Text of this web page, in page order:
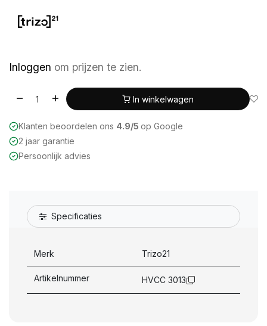
Inloggen om prijzen te zien.
In winkelwagen
Klanten beoordelen ons 4.9/5 op Google
2 jaar garantie
Persoonlijk advies
Specificaties
Merk Trizo21
Artikelnummer HVCC 3013